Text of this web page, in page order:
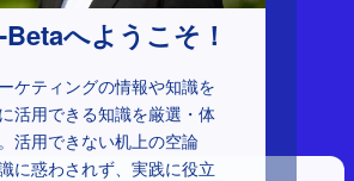
へようこそ！
ケティングの情報や知識を
活用できる知識を厳選・体
活用できない机上の空論
に惑わされず、実践に役立